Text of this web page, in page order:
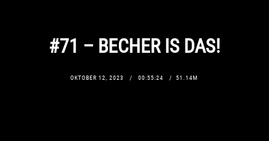
#71 – BECHER IS DAS!
OKTOBER 12, 2023 00:55:24 51.14M